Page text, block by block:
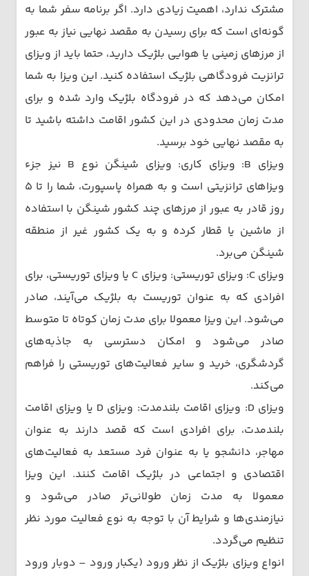
مشترک ندارد، اهمیت زیادی دارد. اگر برنامه سفر شما به
گونه‌ای است که برای رسیدن به مقصد نهایی نیاز به عبور
از مرزهای زمینی یا هوایی بلژیک دارید، حتما باید از ویزای
ترانزیت فرودگاهی بلژیک استفاده کنید. این ویزا به شما
امکان می‌دهد که در فرودگاه بلژیک وارد شده و برای
مدت زمان محدودی در این کشور اقامت داشته باشید تا
به مقصد نهایی خود برسید.
ویزای B: ویزای کاری: ویزای شینگن نوع B نیز جزء
ویزاهای ترانزیتی است و به همراه پاسپورت، شما را تا ۵
روز قادر به عبور از مرزهای چند کشور شینگن با استفاده
از ماشین یا قطار کرده و به یک کشور غیر از منطقه
شینگن می‌برد.
ویزای C: ویزای توریستی: ویزای C یا ویزای توریستی، برای
افرادی که به عنوان توریست به بلژیک می‌آیند، صادر
می‌شود. این ویزا معمولا برای مدت زمان کوتاه تا متوسط
صادر می‌شود و امکان دسترسی به جاذبه‌های
گردشگری، خرید و سایر فعالیت‌های توریستی را فراهم
می‌کند.
ویزای D: ویزای اقامت بلندمدت: ویزای D یا ویزای اقامت
بلندمدت، برای افرادی است که قصد دارند به عنوان
مهاجر، دانشجو یا به عنوان فرد مستعد به فعالیت‌های
اقتصادی و اجتماعی در بلژیک اقامت کنند. این ویزا
معمولا به مدت زمان طولانی‌تر صادر می‌شود و
نیازمندی‌ها و شرایط آن با توجه به نوع فعالیت مورد نظر
تنظیم می‌گردد.
انواع ویزای بلژیک از نظر ورود (یکبار ورود – دوبار ورود